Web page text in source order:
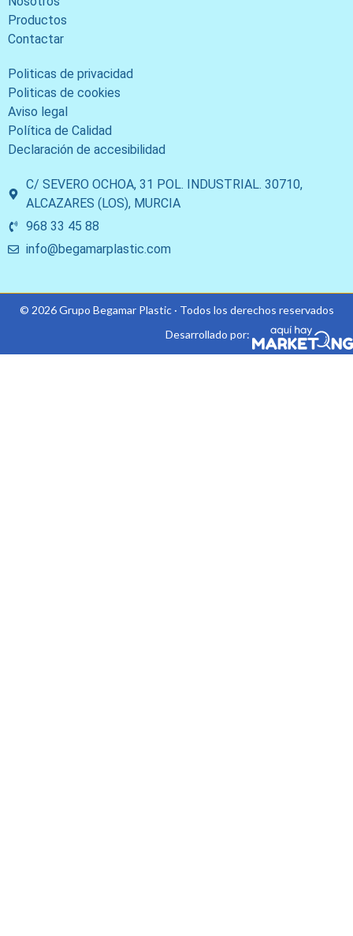
Productos
Contactar
Politicas de privacidad
Politicas de cookies
Aviso legal
Política de Calidad
Declaración de accesibilidad
C/ SEVERO OCHOA, 31 POL. INDUSTRIAL. 30710,
ALCAZARES (LOS), MURCIA
968 33 45 88
info@begamarplastic.com
© 2026 Grupo Begamar Plastic · Todos los derechos reservados
Desarrollado por: